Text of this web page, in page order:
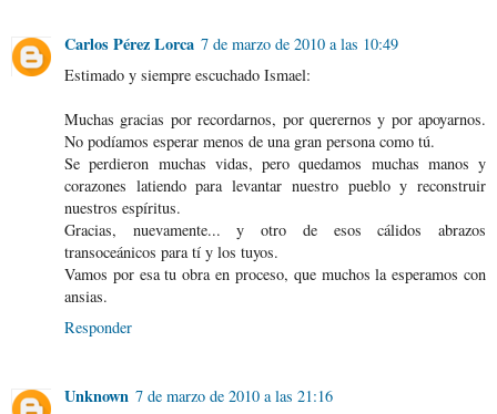
Carlos Pérez Lorca 7 de marzo de 2010 a las 10:49
Estimado y siempre escuchado Ismael:
Muchas gracias por recordarnos, por querernos y por apoyarnos.
No podíamos esperar menos de una gran persona como tú.
Se perdieron muchas vidas, pero quedamos muchas manos y
corazones latiendo para levantar nuestro pueblo y reconstruir
nuestros espíritus.
Gracias, nuevamente... y otro de esos cálidos abrazos
transoceánicos para tí y los tuyos.
Vamos por esa tu obra en proceso, que muchos la esperamos con
ansias.
Responder
Unknown 7 de marzo de 2010 a las 21:16